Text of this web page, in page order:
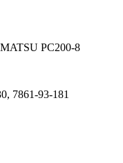
PC200-8
7861-93-181